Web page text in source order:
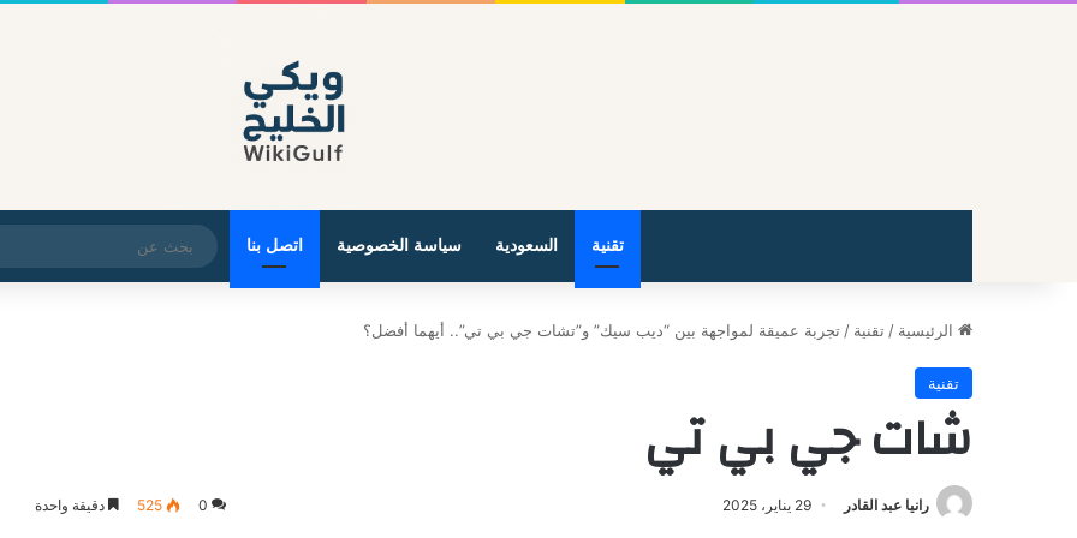
تقنية السعودية سياسة الخصوصية اتصل بنا
الرئيسية / تقنية / تجربة عميقة لمواجهة بين “ديب سيك” و”تشات جي بي تي”.. أيهما أفضل؟
تقنية
شات جي بي تي
رانيا عبد القادر 29 يناير، 2025 0
525 دقيقة واحدة